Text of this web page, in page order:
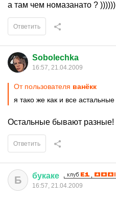
а там чем номазанато ? ))))))
Ответить
Sobolechka
16:57, 21.04.2009
От пользователя ванёкк
я тако же как и все астальные
Остальные бывают разные!
Ответить
Б букаке
16:57, 21.04.2009